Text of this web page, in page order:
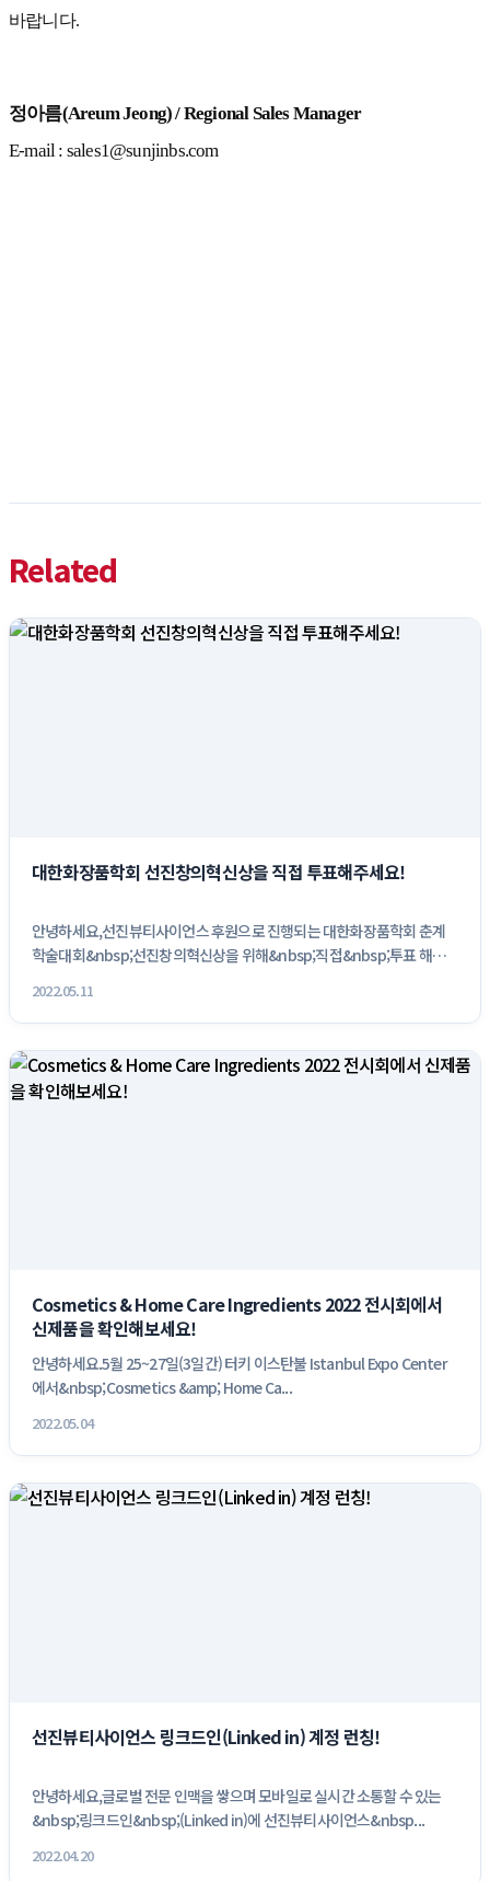
바랍니다.
정아름(Areum Jeong) / Regional Sales Manager
E-mail : sales1@sunjinbs.com
Related
대한화장품학회 선진창의혁신상을 직접 투표해주세요!
안녕하세요,선진뷰티사이언스 후원으로 진행되는 대한화장품학회 춘계
학술대회&nbsp;선진창의혁신상을 위해&nbsp;직접&nbsp;투표 해주
2022.05.11
Cosmetics & Home Care Ingredients 2022 전시회에서
신제품을 확인해보세요!
안녕하세요.5월 25~27일(3일간) 터키 이스탄불 Istanbul Expo Center
에서&nbsp;Cosmetics &amp; Home Ca...
2022.05.04
선진뷰티사이언스 링크드인(Linked in) 계정 런칭!
안녕하세요,글로벌 전문 인맥을 쌓으며 모바일로 실시간 소통할 수 있는
&nbsp;링크드인&nbsp;(Linked in)에 선진뷰티사이언스&nbsp...
2022.04.20